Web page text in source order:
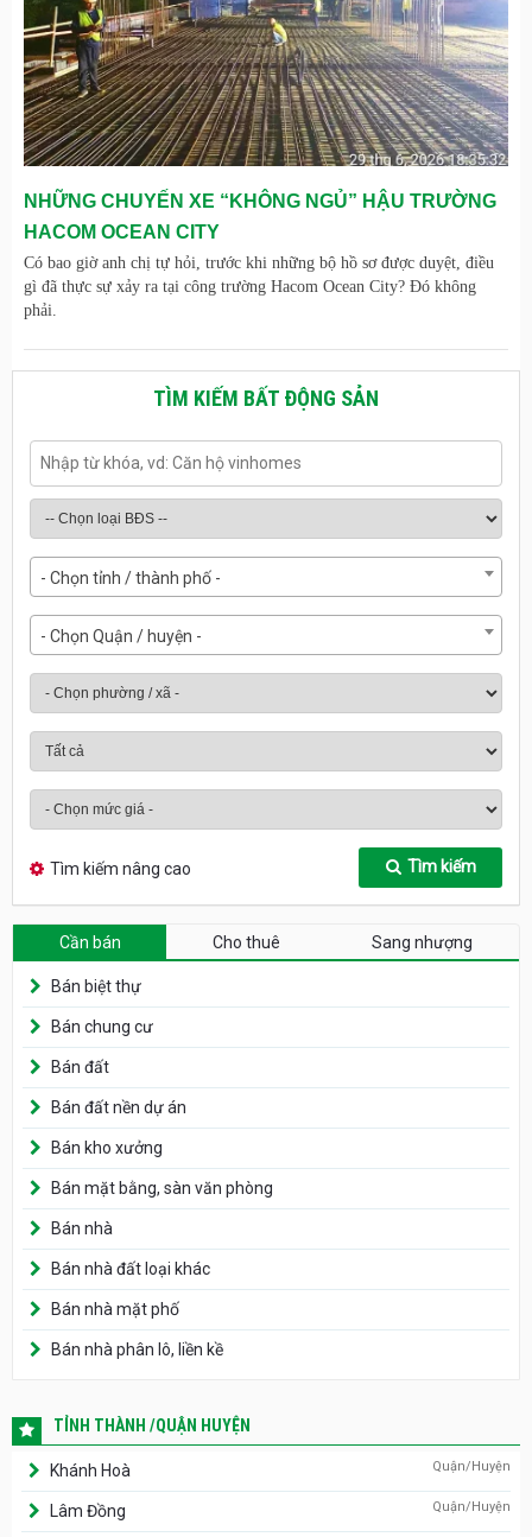
NHỮNG CHUYẾN XE “KHÔNG NGỦ” HẬU TRƯỜNG
HACOM OCEAN CITY
Có bao giờ anh chị tự hỏi, trước khi những bộ hồ sơ được duyệt, điều
gì đã thực sự xảy ra tại công trường Hacom Ocean City? Đó không
phải.
TÌM KIẾM BẤT ĐỘNG SẢN
- Chọn tỉnh / thành phố -
- Chọn Quận / huyện -
Tìm kiếm nâng cao Tìm kiếm
Cần bán Cho thuê Sang nhượng
Bán biệt thự
Bán chung cư
Bán đất
Bán đất nền dự án
Bán kho xưởng
Bán mặt bằng, sàn văn phòng
Bán nhà
Bán nhà đất loại khác
Bán nhà mặt phố
Bán nhà phân lô, liền kề
TỈNH THÀNH /QUẬN HUYỆN
Khánh Hoà Quận/Huyện
Lâm Đồng Quận/Huyện